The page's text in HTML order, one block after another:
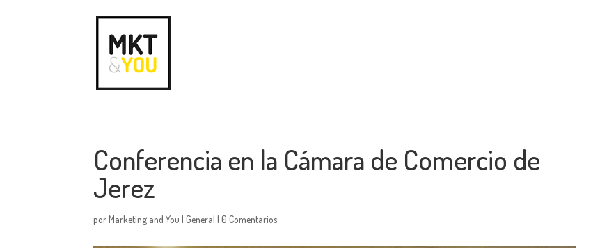
Conferencia en la Cámara de Comercio de
Jerez
porMarketing and You |General |0 Comentarios